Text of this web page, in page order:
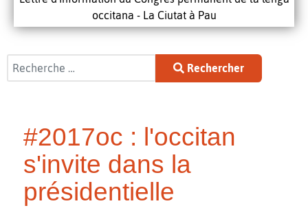
occitana - La Ciutat à Pau
Rechercher
Rechercher
#2017oc : l'occitan
s'invite dans la
présidentielle